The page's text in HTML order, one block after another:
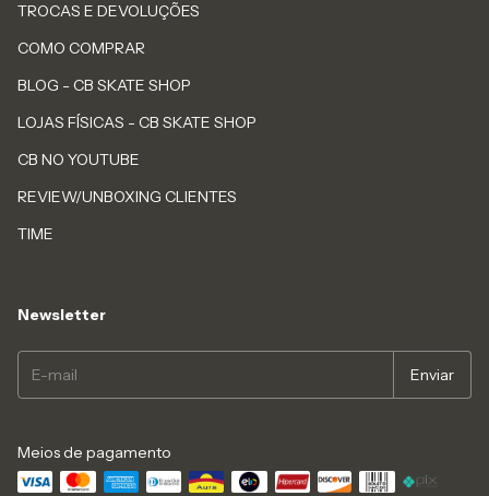
TROCAS E DEVOLUÇÕES
COMO COMPRAR
BLOG - CB SKATE SHOP
LOJAS FÍSICAS - CB SKATE SHOP
CB NO YOUTUBE
REVIEW/UNBOXING CLIENTES
TIME
Newsletter
Meios de pagamento